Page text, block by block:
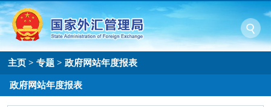
主页 >专题 >政府网站年度报表
政府网站年度报表